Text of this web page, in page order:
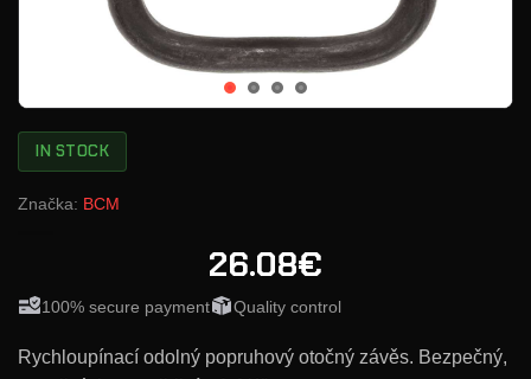
IN STOCK
Značka: BCM
26.08€
100% secure payment Quality control
Rychloupínací odolný popruhový otočný závěs. Bezpečný,